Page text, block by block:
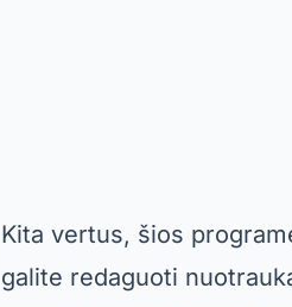
Kita vertus, šios
galite redaguoti